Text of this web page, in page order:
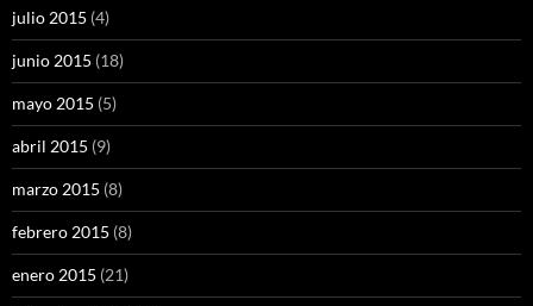
julio 2015 (4)
junio 2015 (18)
mayo 2015 (5)
abril 2015 (9)
marzo 2015 (8)
febrero 2015 (8)
enero 2015 (21)